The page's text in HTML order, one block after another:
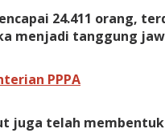
24.411 orang,
menjadi tanggung
PPPA
juga telah